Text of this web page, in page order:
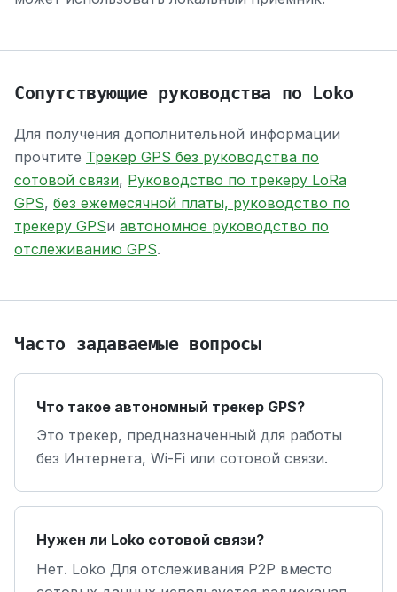
Сопутствующие руководства по Loko
Для получения дополнительной информации
прочтите Трекер GPS без руководства по
сотовой связи, Руководство по трекеру LoRa
GPS, без ежемесячной платы, руководство по
трекеру GPSи автономное руководство по
отслеживанию GPS.
Часто задаваемые вопросы
Что такое автономный трекер GPS?
Это трекер, предназначенный для работы
без Интернета, Wi-Fi или сотовой связи.
Нужен ли Loko сотовой связи?
Нет. Loko Для отслеживания P2P вместо